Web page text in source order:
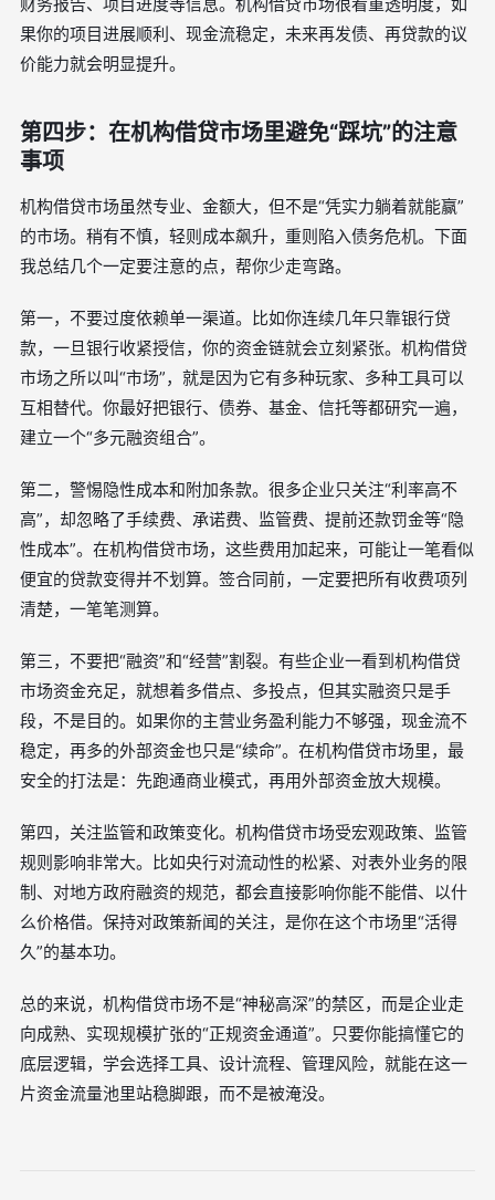
果你的项目进展顺利、现金流稳定，未来再发债、再贷款的议
价能力就会明显提升。
第四步：在机构借贷市场里避免“踩坑”的注意
事项
机构借贷市场虽然专业、金额大，但不是“凭实力躺着就能赢”
的市场。稍有不慎，轻则成本飙升，重则陷入债务危机。下面
我总结几个一定要注意的点，帮你少走弯路。
第一，不要过度依赖单一渠道。比如你连续几年只靠银行贷
款，一旦银行收紧授信，你的资金链就会立刻紧张。机构借贷
市场之所以叫“市场”，就是因为它有多种玩家、多种工具可以
互相替代。你最好把银行、债券、基金、信托等都研究一遍，
建立一个“多元融资组合”。
第二，警惕隐性成本和附加条款。很多企业只关注“利率高不
高”，却忽略了手续费、承诺费、监管费、提前还款罚金等“隐
性成本”。在机构借贷市场，这些费用加起来，可能让一笔看似
便宜的贷款变得并不划算。签合同前，一定要把所有收费项列
清楚，一笔笔测算。
第三，不要把“融资”和“经营”割裂。有些企业一看到机构借贷
市场资金充足，就想着多借点、多投点，但其实融资只是手
段，不是目的。如果你的主营业务盈利能力不够强，现金流不
稳定，再多的外部资金也只是“续命”。在机构借贷市场里，最
安全的打法是：先跑通商业模式，再用外部资金放大规模。
第四，关注监管和政策变化。机构借贷市场受宏观政策、监管
规则影响非常大。比如央行对流动性的松紧、对表外业务的限
制、对地方政府融资的规范，都会直接影响你能不能借、以什
么价格借。保持对政策新闻的关注，是你在这个市场里“活得
久”的基本功。
总的来说，机构借贷市场不是“神秘高深”的禁区，而是企业走
向成熟、实现规模扩张的“正规资金通道”。只要你能搞懂它的
底层逻辑，学会选择工具、设计流程、管理风险，就能在这一
片资金流量池里站稳脚跟，而不是被淹没。